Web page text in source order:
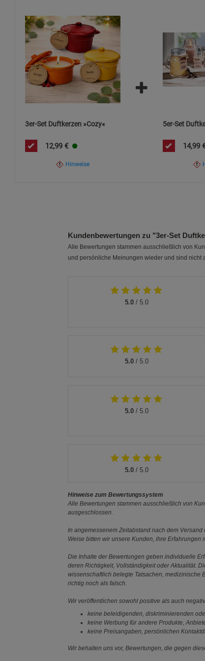
3er-Set Duftkerzen »Cozy«
12,99 €
Hinweise
5er-Set
14,99
Kundenbewertungen zu "3er-Set
Alle Bewertungen stammen ausschließlich von
und persönliche Meinungen wieder und sind nicht
5.0/ 5.0
5.0/ 5.0
5.0/ 5.0
5.0/ 5.0
Hinweise zum Bewertungssystem
Alle Bewertungen stammen ausschließlich von
ausgeschlossen.
In angemessenem Zeitabstand nach dem
Weise bitten wir unsere Kunden, ihre
Die Inhalte der Bewertungen geben individuelle
deren Richtigkeit, Vollständigkeit oder Aktualität.
wissenschaftlich belegte Tatsachen,
richtig noch als falsch.
Wir veröffentlichen sowohl positive als auch
keine beleidigenden, diskriminierenden
keine Werbung für andere Produkte,
keine Preisangaben, persönlichen
Wir behalten uns vor, Bewertungen, die gegen